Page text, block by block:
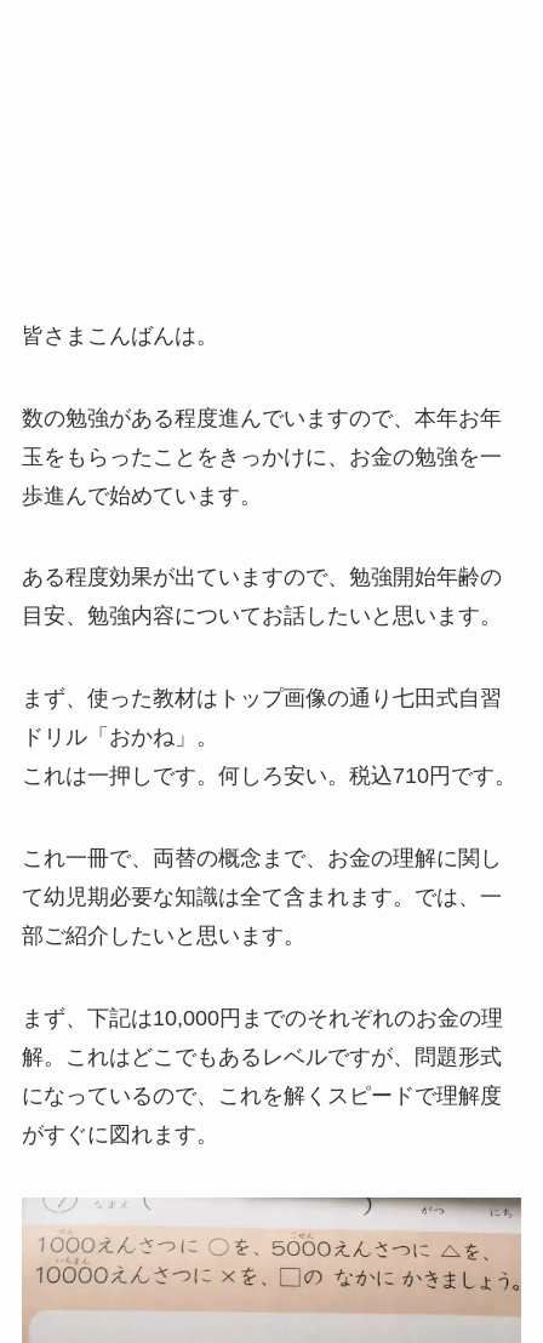
皆さまこんばんは。
数の勉強がある程度進んでいますので、本年お年
玉をもらったことをきっかけに、お金の勉強を一
歩進んで始めています。
ある程度効果が出ていますので、勉強開始年齢の
目安、勉強内容についてお話したいと思います。
まず、使った教材はトップ画像の通り七田式自習
ドリル「おかね」。
これは一押しです。何しろ安い。税込710円です。
これ一冊で、両替の概念まで、お金の理解に関し
て幼児期必要な知識は全て含まれます。では、一
部ご紹介したいと思います。
まず、下記は10,000円までのそれぞれのお金の理
解。これはどこでもあるレベルですが、問題形式
になっているので、これを解くスピードで理解度
がすぐに図れます。